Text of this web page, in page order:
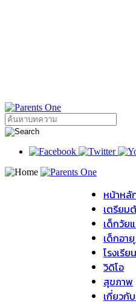
หน้าหลั
เตรียม
เด็กวัย
เด็กอา
โรงเรียน
วิดิโอ
สุขภาพ
เกี่ยวกับ